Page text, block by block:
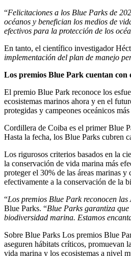
“Felicitaciones a los Blue Parks de
océanos y benefician los medios de
efectivos para la protección de los
En tanto, el científico investigador
implementación del plan de manejo
Los premios Blue Park cuentan
El premio Blue Park reconoce los
ecosistemas marinos ahora y en el
protegidas y campeones oceánicos
Cordillera de Coiba es el primer Blue
Hasta la fecha, los Blue Parks cubren
Los rigurosos criterios basados en la
la conservación de vida marina más
proteger el 30% de las áreas marinas
efectivamente a la conservación de la
“Los premios Blue Park reconocen
Blue Parks. “Blue Parks garantiza
biodiversidad marina. Estamos
Sobre Blue Parks Los premios Blue
aseguren hábitats críticos, promuevan
vida marina y los ecosistemas a nivel